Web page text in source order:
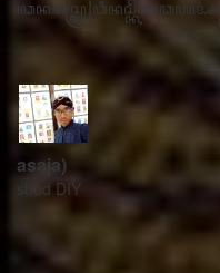
ꦱꦼꦏꦽꦠꦫꦶꦪꦠ꧀
ꦏꦩ꧀ꦥꦸꦁꦄꦏ꧀ꦱꦫꦥꦕꦶꦧꦶꦠ
ꦧꦶꦤ꧀ꦠꦫꦤ꧀ꦮꦺꦠꦤ꧀ꦱꦿꦶꦩꦸꦭ꧀ꦚꦥꦶꦪꦸꦁ